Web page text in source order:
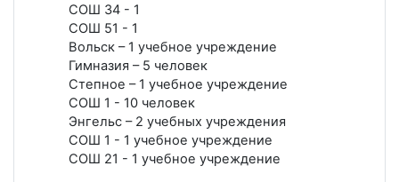
СОШ 34 - 1
СОШ 51 - 1
Вольск – 1 учебное учреждение
Гимназия – 5 человек
Степное – 1 учебное учреждение
СОШ 1 - 10 человек
Энгельс – 2 учебных учреждения
СОШ 1 - 1 учебное учреждение
СОШ 21 - 1 учебное учреждение